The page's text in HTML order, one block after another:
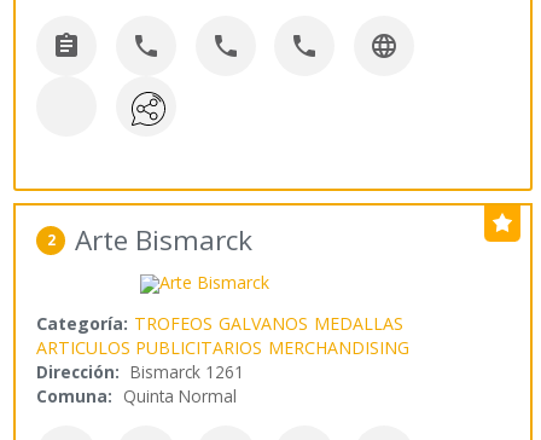
    
2 Arte Bismarck
Categoría: TROFEOS GALVANOS MEDALLAS
ARTICULOS PUBLICITARIOS MERCHANDISING
Dirección: Bismarck 1261
Comuna: Quinta Normal